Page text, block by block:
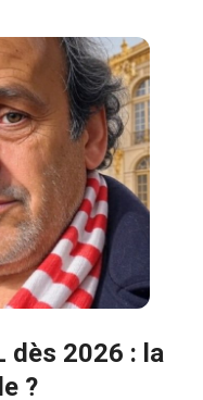
dès 2026 : la
?